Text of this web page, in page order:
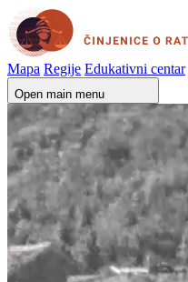
Mapa Regije Edukativni centar
Open main menu